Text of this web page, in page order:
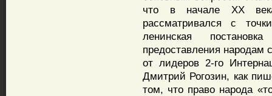
что в начале ХХ
рассматривался с
ленинская
предоставления
от лидеров 2-го
Дмитрий Рогозин, как
том, что право народа